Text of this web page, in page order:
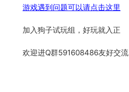
游戏遇到问题可以请点击这里
加入狗子试玩组，好玩就入正
欢迎进Q群591608486友好交流